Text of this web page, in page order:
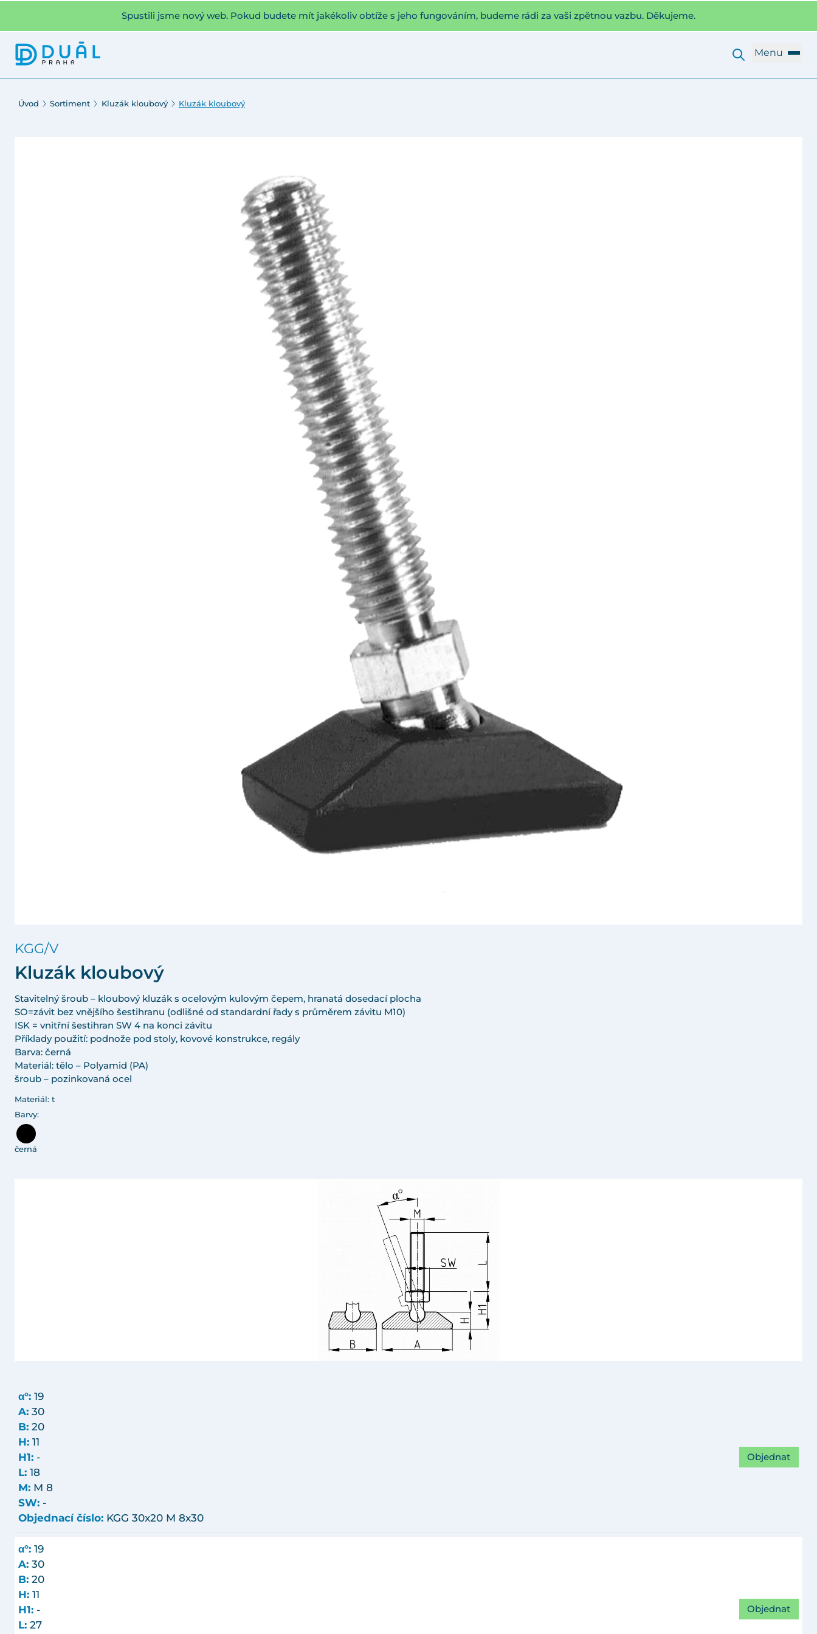
Spustili jsme nový web. Pokud budete mít jakékoliv obtíže s jeho fungováním, budeme rádi za vaši zpětnou vazbu. Děkujeme.
Menu
Úvod Sortiment Kluzák kloubový Kluzák kloubový
KGG/V
Kluzák kloubový
Stavitelný šroub – kloubový kluzák s ocelovým kulovým čepem, hranatá dosedací plocha
SO=závit bez vnějšího šestihranu (odlišné od standardní řady s průměrem závitu M10)
ISK = vnitřní šestihran SW 4 na konci závitu
Příklady použití: podnože pod stoly, kovové konstrukce, regály
Barva: černá
Materiál: tělo – Polyamid (PA)
šroub – pozinkovaná ocel
Materiál: t
Barvy:
černá
α°: 19
A: 30
B: 20
H: 11
H1: -
L: 18
M: M 8
SW: -
Objednací číslo: KGG 30x20 M 8x30
Objednat
α°: 19
A: 30
B: 20
H: 11
H1: -
L: 27
Objednat